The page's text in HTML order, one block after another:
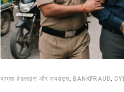
प्रमुख हेडलाइंस और अपडेट्स,BANKFRAUD,